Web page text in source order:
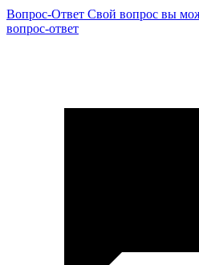
Вопрос-Ответ Свой вопрос вы
вопрос-ответ